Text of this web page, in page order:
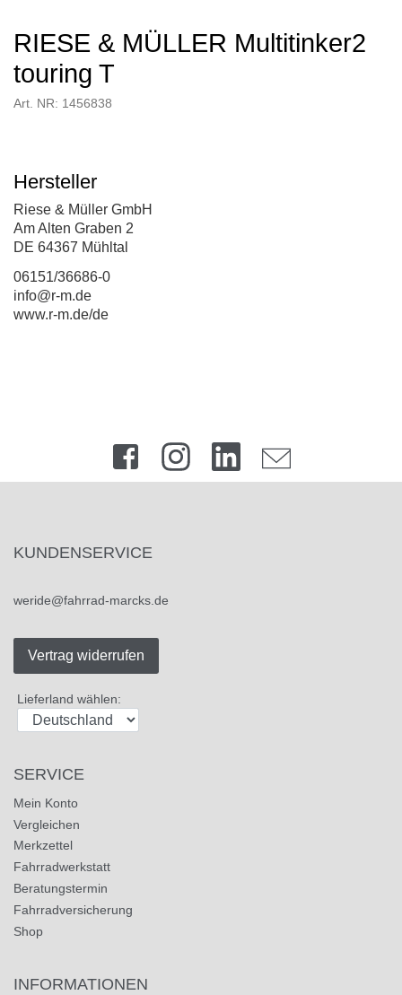
RIESE & MÜLLER Multitinker2
touring T
Art. NR: 1456838
Hersteller
Riese & Müller GmbH
Am Alten Graben 2
DE 64367 Mühltal
06151/36686-0
info@r-m.de
www.r-m.de/de
KUNDENSERVICE
weride@fahrrad-marcks.de
Vertrag widerrufen
Lieferland wählen:
SERVICE
Mein Konto
Vergleichen
Merkzettel
Fahrradwerkstatt
Beratungstermin
Fahrradversicherung
Shop
INFORMATIONEN